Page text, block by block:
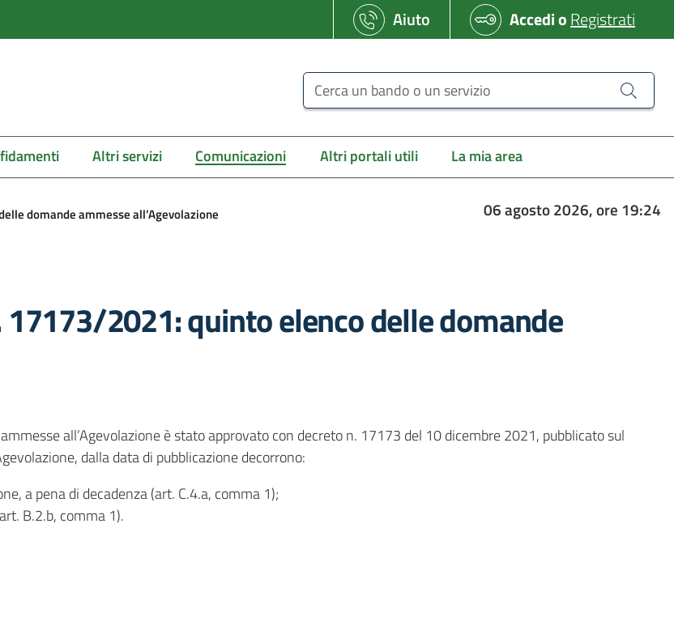
Aiuto AccedioRegistrati
Cerca un bando o un servizio
Altri servizi Comunicazioni Altri portali utili La mia area
domande ammesse all’Agevolazione 06 agosto 2026, ore 19:24
2021: quinto elenco delle domande
all’Agevolazione è stato approvato con decreto n. 17173 del 10 dicembre 2021, pubblicato sul
dalla data di pubblicazione decorrono:
a pena di decadenza (art. C.4.a, comma 1);
B.2.b, comma 1).